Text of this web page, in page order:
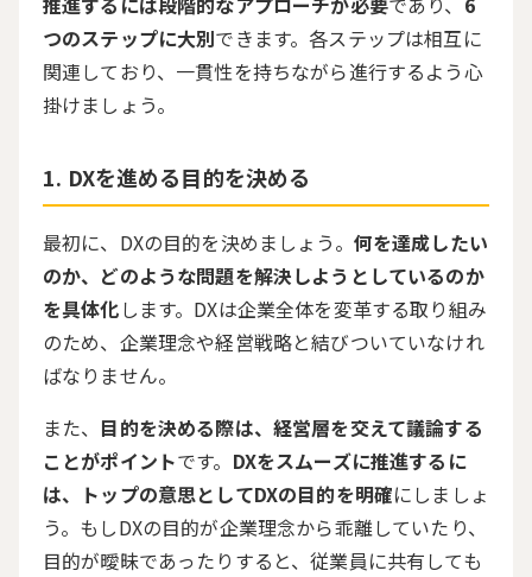
つのステップに大別できます。各ステップは相互に
関連しており、一貫性を持ちながら進行するよう心
掛けましょう。
DXを進める目的を決める
最初に、 DXの目的を決めましょう。 何を達成したい
のか、どのような問題を解決しようとしているのか
を具体化します。 DXは企業全体を変革する取り組み
のため、企業理念や経営戦略と結びついていなけれ
ばなりません。
また、 目的を決める際は、経営層を交えて議論する
ことがポイントです。 DXをスムーズに推進するに
は、トップの意思としてDXの目的を明確にしましょ
う。もしDXの目的が企業理念から乖離していたり、
目的が曖昧であったりすると、従業員に共有しても